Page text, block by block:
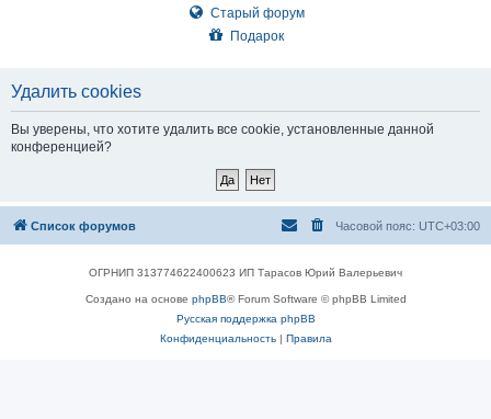
Старый форум
Подарок
Удалить cookies
Вы уверены, что хотите удалить все cookie, установленные данной
конференцией?
Список форумов Часовой пояс: UTC+03:00
ОГРНИП 313774622400623 ИП Тарасов Юрий Валерьевич
Создано на основе phpBB® Forum Software © phpBB Limited
Русская поддержка phpBB
Конфиденциальность| Правила